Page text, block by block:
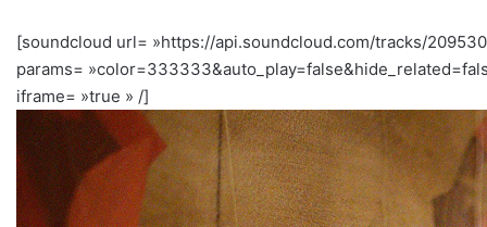
[soundcloud url= »https://api.soundcloud.com/tracks/
params=
iframe= »true » /]